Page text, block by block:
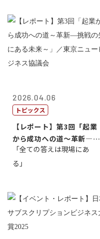
2026.04.06
トピックス
【レポート】第3回「起業
から成功への道～革新―挑
戦の先にある...
「全ての答えは現場にあ
る」